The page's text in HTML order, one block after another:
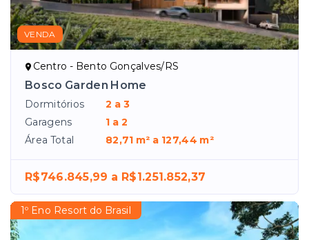
VENDA
Centro - Bento Gonçalves/RS
Bosco Garden Home
Dormitórios
2 a 3
Garagens
1 a 2
Área Total
82,71 m² a 127,44 m²
R$746.845,99 a R$1.251.852,37
1º Eno Resort do Brasil